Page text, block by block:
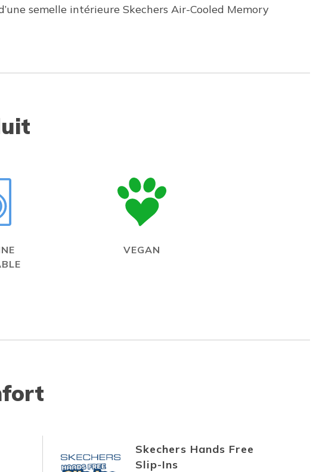
semelle intérieure Skechers Air-Cooled Memory
VEGAN
Skechers Hands Free
Slip-Ins